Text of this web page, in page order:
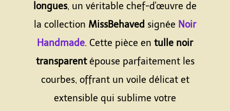
longues, un véritable chef-d'œuvre de
la collection MissBehaved signée Noir
Handmade. Cette pièce en tulle noir
transparentépouse parfaitement les
courbes, offrant un voile délicat et
extensible qui sublime votre